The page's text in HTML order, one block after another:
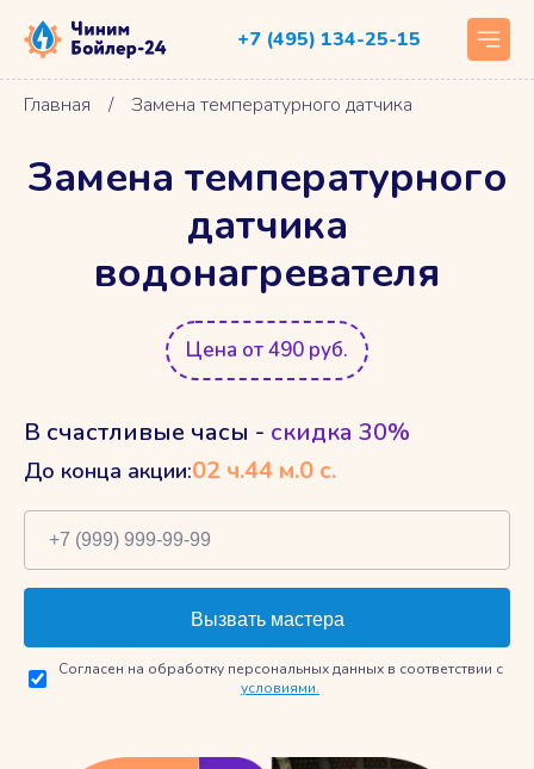
+7 (495) 134-25-15
Главная / Замена температурного датчика
Замена температурного
датчика
водонагревателя
Цена от 490 руб.
В счастливые часы - скидка 30%
До конца акции:02 ч.43 м.59с.
Согласен на обработку персональных данных в соответствии с
условиями.